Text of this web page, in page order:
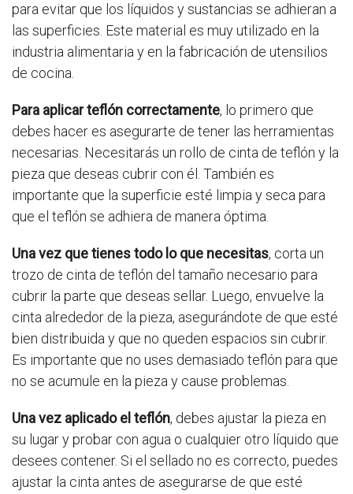
para evitar que los líquidos y sustancias se adhieran a
las superficies. Este material es muy utilizado en la
industria alimentaria y en la fabricación de utensilios
de cocina.
Para aplicar teflón correctamente, lo primero que
debes hacer es asegurarte de tener las herramientas
necesarias. Necesitarás un rollo de cinta de teflón y la
pieza que deseas cubrir con él. También es
importante que la superficie esté limpia y seca para
que el teflón se adhiera de manera óptima.
Una vez que tienes todo lo que necesitas, corta un
trozo de cinta de teflón del tamaño necesario para
cubrir la parte que deseas sellar. Luego, envuelve la
cinta alrededor de la pieza, asegurándote de que esté
bien distribuida y que no queden espacios sin cubrir.
Es importante que no uses demasiado teflón para que
no se acumule en la pieza y cause problemas.
Una vez aplicado el teflón, debes ajustar la pieza en
su lugar y probar con agua o cualquier otro líquido que
desees contener. Si el sellado no es correcto, puedes
ajustar la cinta antes de asegurarse de que esté